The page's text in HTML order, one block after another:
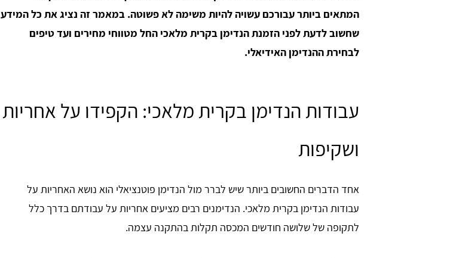
המתאים ביותר עבורכם עשויה להיות משימה לא פשוטה. במאמר זה נציג את כל המידע
שחשוב לדעת לפני הזמנת הנדימן בקרית מלאכי החל מטווחי מחירים ועד טיפים
לבחירת ההנדימן האידיאלי.
עבודות הנדימן בקרית מלאכי: הקפידו על אחריות
ושקיפות
אחד הדברים החשובים ביותר שיש לברר מול הנדימן פוטנציאלי הוא נושא האחריות על
עבודות הנדימן בקרית מלאכי. הנדימנים רבים מציעים אחריות על עבודתם בדרך כלל
לתקופה של שלושה חודשים המכסה תקלות בהתקנה עצמה.